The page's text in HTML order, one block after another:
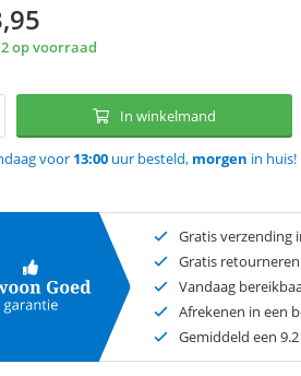
op voorraad
In winkelmand
voor 13:00 uur besteld, morgen in huis!
Gratis verzending
Gratis
Vandaag
Afrekenen in een
Gemiddeld een 9.2